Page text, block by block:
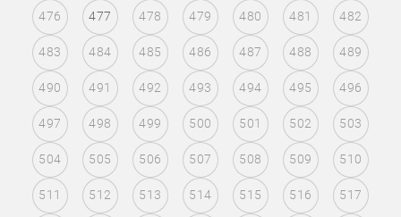
476 477 478 479 480 481 482
483 484 485 486 487 488 489
490 491 492 493 494 495 496
497 498 499 500 501 502 503
504 505 506 507 508 509 510
511 512 513 514 515 516 517